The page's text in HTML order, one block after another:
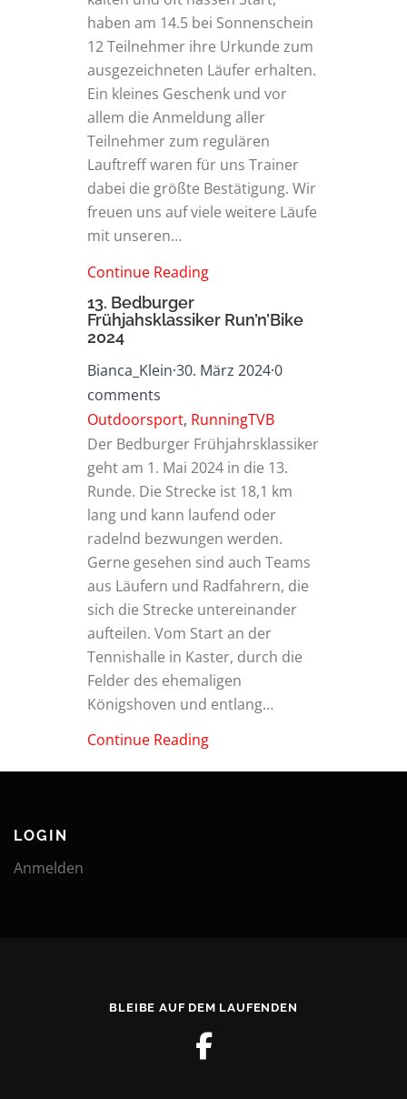
haben am 14.5 bei Sonnenschein
12 Teilnehmer ihre Urkunde zum
ausgezeichneten Läufer erhalten.
Ein kleines Geschenk und vor
allem die Anmeldung aller
Teilnehmer zum regulären
Lauftreff waren für uns Trainer
dabei die größte Bestätigung. Wir
freuen uns auf viele weitere Läufe
mit unseren…
Continue Reading
13. Bedburger
Frühjahsklassiker Run’n’Bike
2024
Bianca_Klein·30. März 2024·0
comments
Outdoorsport, RunningTVB
Der Bedburger Frühjahrsklassiker
geht am 1. Mai 2024 in die 13.
Runde. Die Strecke ist 18,1 km
lang und kann laufend oder
radelnd bezwungen werden.
Gerne gesehen sind auch Teams
aus Läufern und Radfahrern, die
sich die Strecke untereinander
aufteilen. Vom Start an der
Tennishalle in Kaster, durch die
Felder des ehemaligen
Königshoven und entlang…
Continue Reading
LOGIN
Anmelden
BLEIBE AUF DEM LAUFENDEN